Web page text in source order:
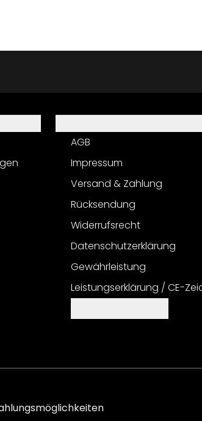
AGB
Impressum
Versand & Zahlung
Rücksendung
Widerrufsrecht
Datenschutzerklärung
Gewährleistung
Leistungserklärung / CE-